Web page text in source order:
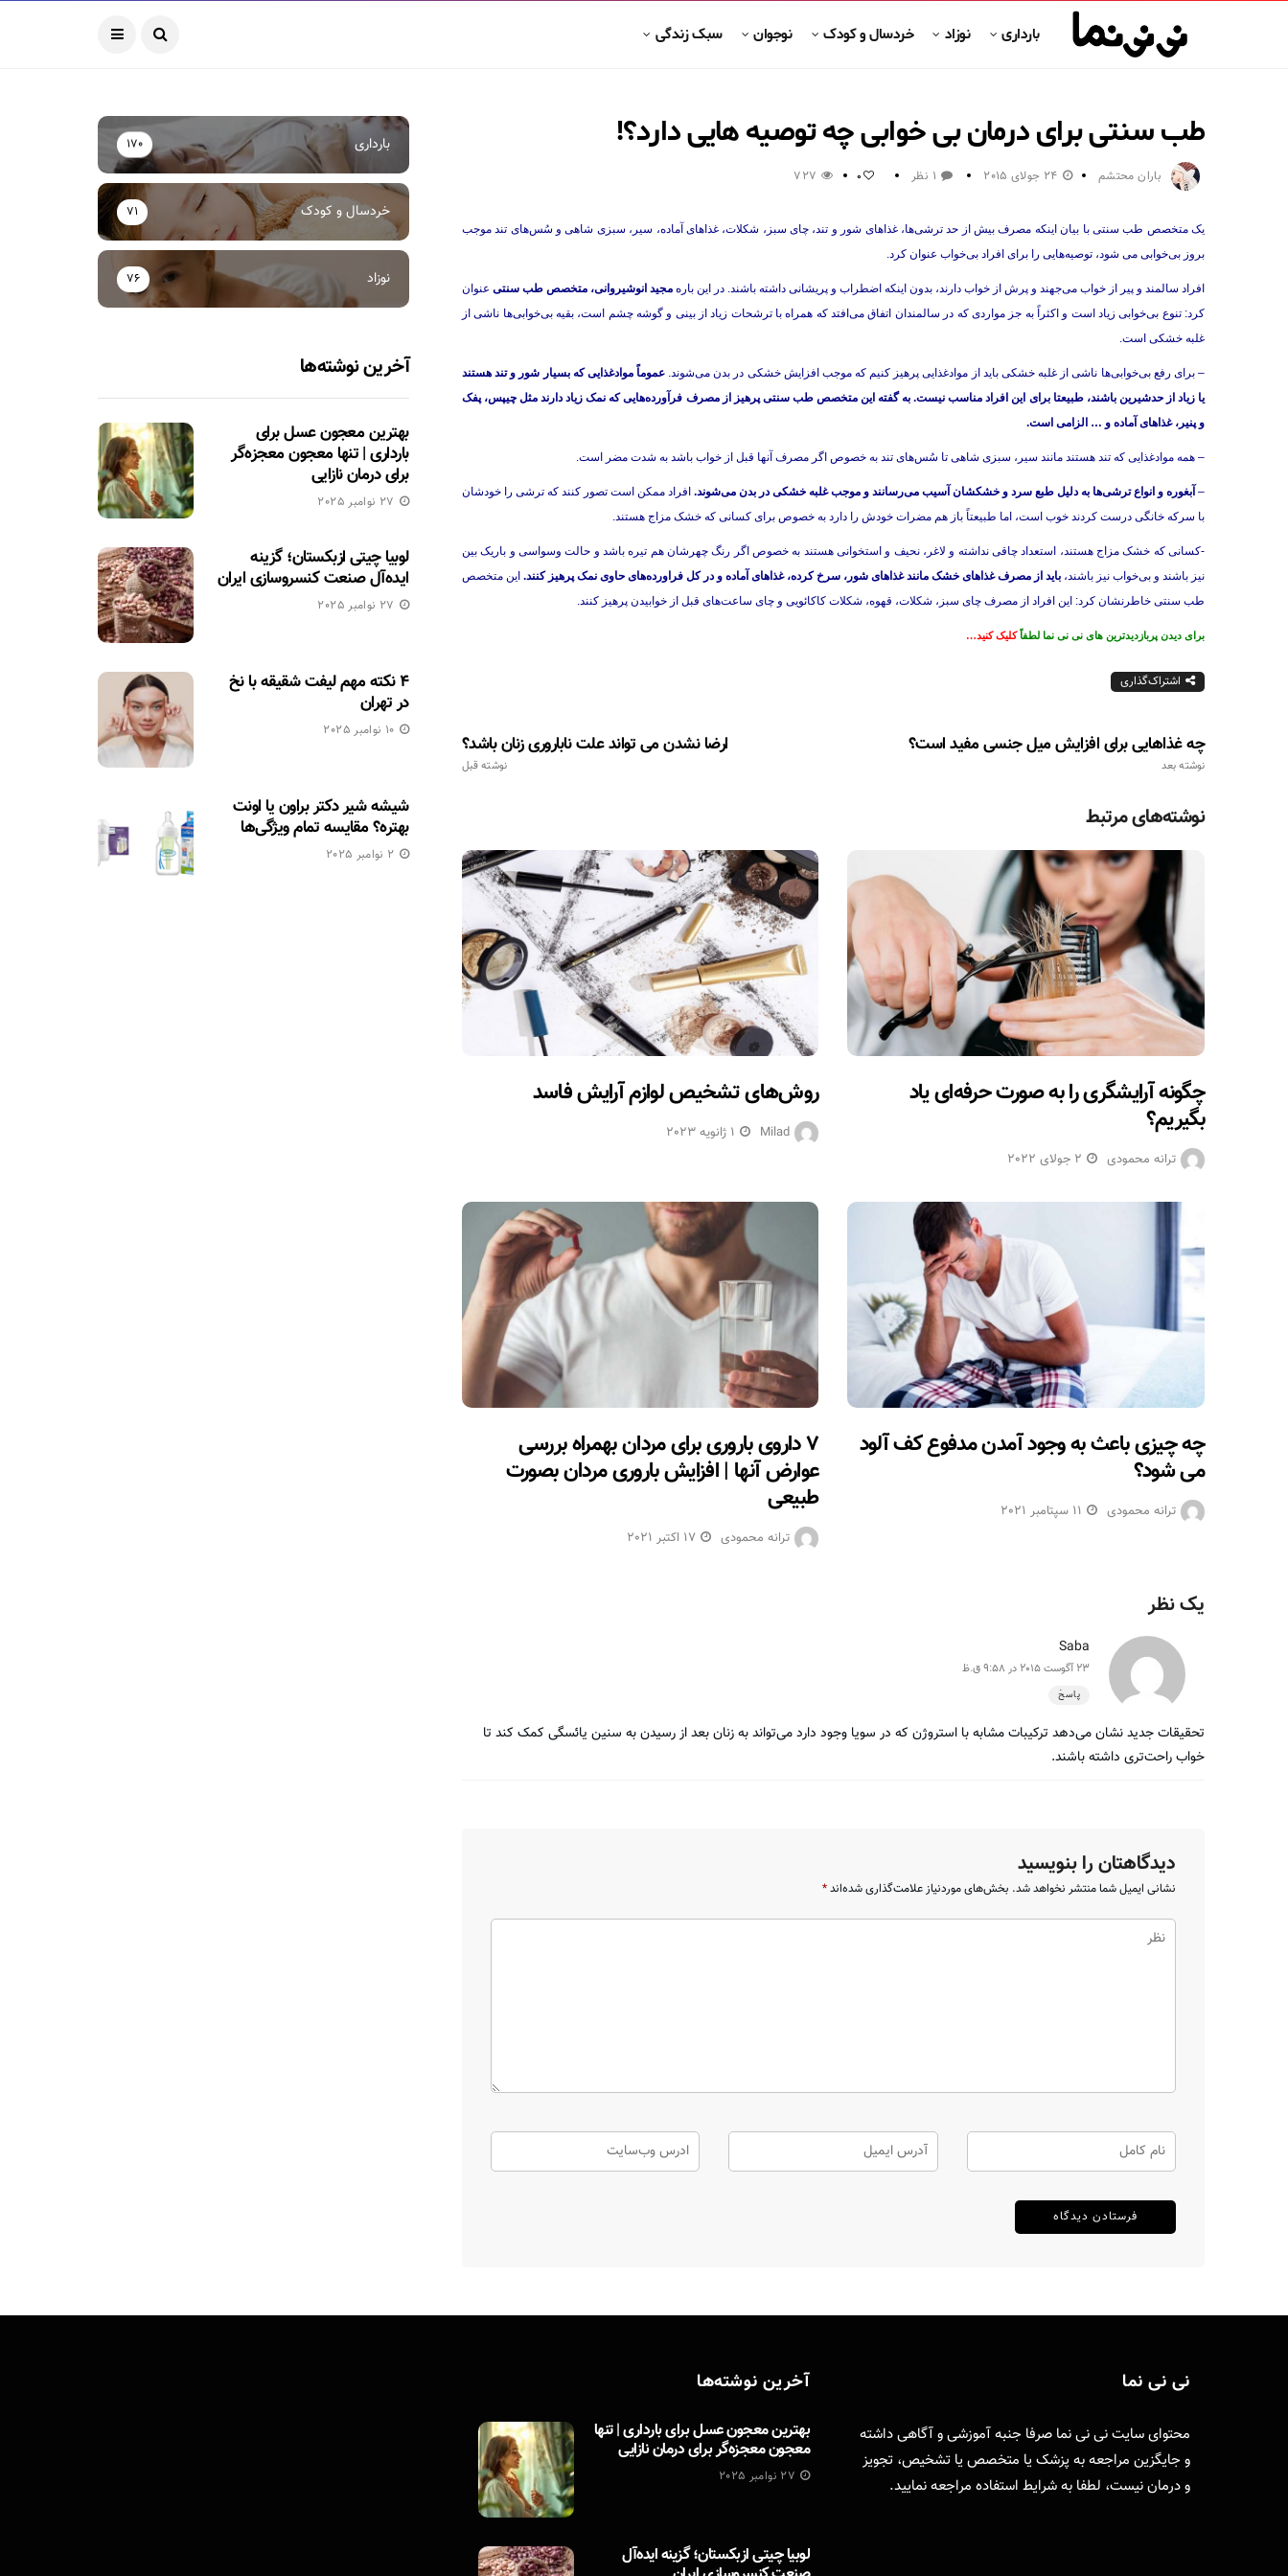
بارداری نوزاد خردسال و کودک نوجوان سبک زندگی
طب سنتی برای درمان بی خوابی چه توصیه هایی دارد؟!
باران محتشم 24 جولای 2015 1 نظر 0
727
یک متخصص طب سنتی با بیان اینکه مصرف بیش از حد ترشی‌ها، غذاهای شور و تند، چای سبز، شکلات، غذاهای آماده، سیر، سبزی شاهی و سُس‌های تند موجب
بروز بی‌خوابی می شود، توصیه‌هایی را برای افراد بی‌خواب عنوان کرد.
افراد سالمند و پیر از خواب می‌جهند و پرش از خواب دارند، بدون اینکه اضطراب و پریشانی داشته باشند. در این بارهمجید انوشیروانی، متخصص طب سنتی عنوان
کرد: تنوع بی‌خوابی زیاد است و اکثراً به جز مواردی که در سالمندان اتفاق می‌افتد که همراه با ترشحات زیاد از بینی و گوشه چشم است، بقیه بی‌خوابی‌ها ناشی از
غلبه خشکی است.
– برای رفع بی‌خوابی‌ها ناشی از غلبه خشکی باید از موادغذایی پرهیز کنیم که موجب افزایش خشکی در بدن می‌شوند.عموماً موادغذایی که بسیار شور و تند هستند
یا زیاد از حدشیرین باشند، طبیعتا برای این افراد مناسب نیست. به گفته این متخصص طب سنتی پرهیز از مصرف فرآورده‌هایی که نمک زیاد دارند مثل چیپس، پفک
و پنیر، غذاهای آماده و … الزامی است.
– همه موادغذایی که تند هستند مانند سیر، سبزی شاهی تا سُس‌های تند به خصوص اگر مصرف آنها قبل از خواب باشد به شدت مضر است.
– آبغوره و انواع ترشی‌ها به دلیل طبع سرد و خشکشان آسیب می‌رسانند و موجب غلبه خشکی در بدن می‌شوند. افراد ممکن است تصور کنند که ترشی را خودشان
با سرکه خانگی درست کردند خوب است، اما طبیعتاً باز هم مضرات خودش را دارد به خصوص برای کسانی که خشک مزاج هستند.
-کسانی که خشک مزاج هستند، استعداد چاقی نداشته و لاغر، نحیف و استخوانی هستند به خصوص اگر رنگ چهرشان هم تیره باشد و حالت وسواسی و باریک بین
نیز باشند و بی‌خواب نیز باشند، باید از مصرف غذاهای خشک مانند غذاهای شور، سرخ کرده، غذاهای آماده و در کل فراورده‌های حاوی نمک پرهیز کنند. این متخصص
طب سنتی خاطرنشان کرد: این افراد از مصرف چای سبز، شکلات، قهوه، شکلات کاکائویی و چای ساعت‌های قبل از خوابیدن پرهیز کنند.
برای دیدن پربازدیدترین های نی نی نما لطفاً کلیک کنید…
اشتراک‌گذاری
ارضا نشدن می تواند علت ناباروری زنان باشد؟
نوشته قبل
چه غذاهایی برای افزایش میل جنسی مفید است؟
نوشته بعد
نوشته‌های مرتبط
روش‌های تشخیص لوازم آرایش فاسد
Milad 1 ژانویه 2023
چگونه آرایشگری را به صورت حرفه‌ای یاد
بگیریم؟
ترانه محمودی 2 جولای 2022
۷ داروی باروری برای مردان بهمراه بررسی
عوارض آنها | افزایش باروری مردان بصورت
طبیعی
ترانه محمودی 17 اکتبر 2021
چه چیزی باعث به وجود آمدن مدفوع کف آلود
می شود؟
ترانه محمودی 11 سپتامبر 2021
یک نظر
Saba
23 آگوست 2015 در 9:58 ق.ظ
پاسخ
تحقیقات جدید نشان می‌دهد ترکیبات مشابه با استروژن که در سویا وجود دارد می‌تواند به زنان بعد از رسیدن به سنین یائسگی کمک کند تا
خواب راحت‌تری داشته باشند.
دیدگاهتان را بنویسید
نشانی ایمیل شما منتشر نخواهد شد. بخش‌های موردنیاز علامت‌گذاری شده‌اند*
بارداری 170
خردسال و کودک 71
نوزاد 76
آخرین نوشته‌ها
بهترین معجون عسل برای
بارداری | تنها معجون معجزه‌گر
برای درمان نازایی
27 نوامبر 2025
لوبیا چیتی ازبکستان؛ گزینه
ایده‌آل صنعت کنسروسازی ایران
27 نوامبر 2025
۴ نکته مهم لیفت شقیقه با نخ
در تهران
10 نوامبر 2025
شیشه شیر دکتر براون یا اونت
بهتره؟ مقایسه تمام ویژگی‌ها
2 نوامبر 2025
نی نی نما
محتوای سایت نی نی نما صرفا جنبه آموزشی و آگاهی داشته
و جایگزین مراجعه به پزشک یا متخصص یا تشخیص، تجویز
و درمان نیست، لطفا بهشرایط استفاده مراجعه نمایید.
آخرین نوشته‌ها
بهترین معجون عسل برای بارداری | تنها
معجون معجزه‌گر برای درمان نازایی
27 نوامبر 2025
لوبیا چیتی ازبکستان؛ گزینه ایده‌آل